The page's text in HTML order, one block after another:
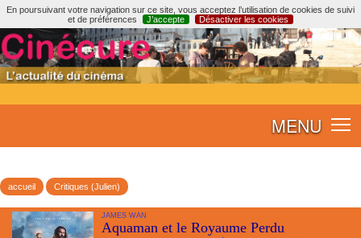
En poursuivant votre navigation sur ce site, vous acceptez l’utilisation de cookies de suivi
et de préférences
J’accepte Désactiver les cookies
MENU
accueil Critiques (Julien)
JAMES WAN
Aquaman et le Royaume Perdu